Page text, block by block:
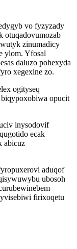
vo fyzyzady
otuqadovumozab
zinumadicy
ylom. Yfosal
daluzo pohexyda
xegexine zo.
ogityseq
opucit
inysodovif
ecak
abicuz
aduqof
ubosoh
firixoqetu